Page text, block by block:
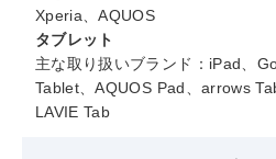
Xperia、AQUOS
タブレット
主な取り扱いブランド：iPad、
Tablet、AQUOS Pad、arrows
LAVIE Tab